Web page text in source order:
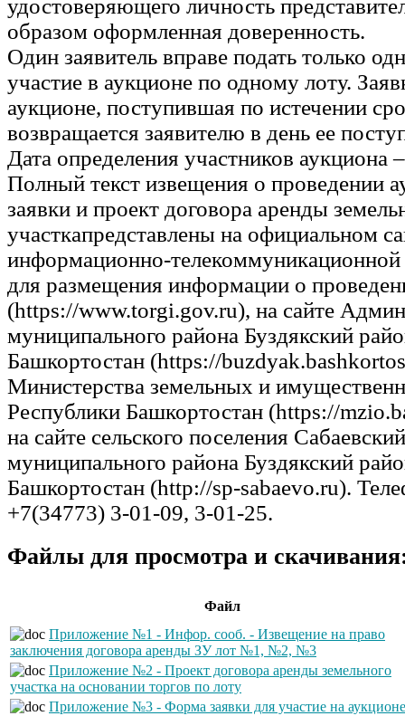
удостоверяющего личность
образом оформленная доверенность.
Один заявитель вправе подать только
участие в аукционе по одному лоту.
аукционе, поступившая по истечении
возвращается заявителю в день ее
Дата определения участников аукциона
Полный текст извещения о проведении
заявки и проект договора аренды
участкапредставлены на официальном
информационно-телекоммуникационной
для размещения информации о
(https://www.torgi.gov.ru), на сайте
муниципального района Буздякский
Башкортостан (https://
Министерства земельных и
Республики Башкортостан (https://
на сайте сельского поселения
муниципального района Буздякский
Башкортостан (http://sp-sabaevo.ru).
+7(34773) 3-01-09, 3-01-25.
Файлы для просмотра и
Файл
Приложение №1 - Инфор. сооб. - Извещение на право
заключения договора аренды ЗУ лот №1, №2, №3
Приложение №2 - Проект договора аренды земельного
участка на основании торгов по лоту
Приложение №3 - Форма заявки для участие на аукционе